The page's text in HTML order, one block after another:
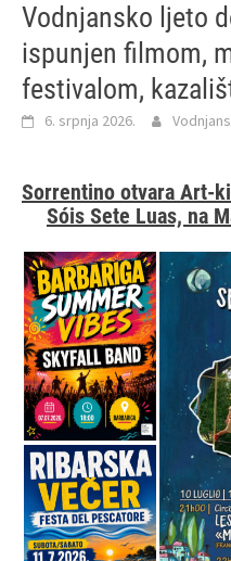
Vodnjansko ljeto
ispunjen filmom,
festivalom,
6. srpnja 2026.
Sorrentino otvara Art-
Sóis Sete Luas, na